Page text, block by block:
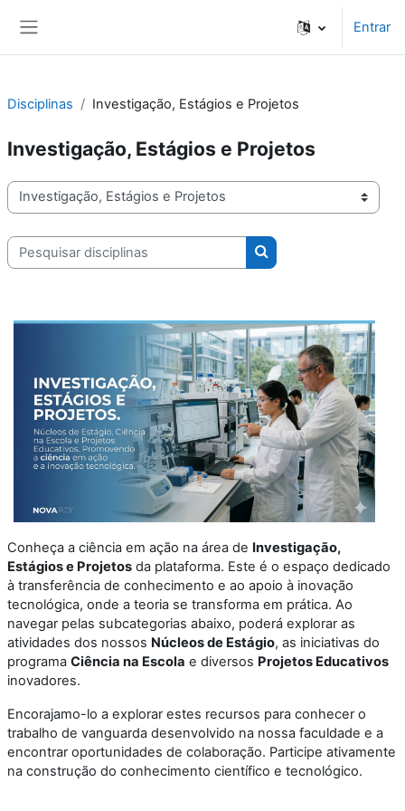
Entrar
Disciplinas Investigação, Estágios e Projetos
Investigação, Estágios e Projetos
Categorias de disciplinas
Pesquisar disciplinas
Pesquisar disciplinas
Conheça a ciência em ação na área de Investigação,
Estágios e Projetos da plataforma. Este é o espaço dedicado
à transferência de conhecimento e ao apoio à inovação
tecnológica, onde a teoria se transforma em prática. Ao
navegar pelas subcategorias abaixo, poderá explorar as
atividades dos nossos Núcleos de Estágio, as iniciativas do
programa Ciência na Escola e diversos Projetos Educativos
inovadores.
Encorajamo-lo a explorar estes recursos para conhecer o
trabalho de vanguarda desenvolvido na nossa faculdade e a
encontrar oportunidades de colaboração. Participe ativamente
na construção do conhecimento científico e tecnológico.